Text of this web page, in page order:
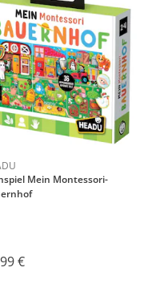
Mein Montessori-
€